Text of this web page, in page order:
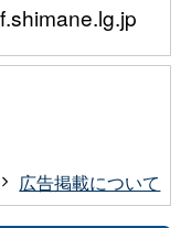
広告掲載について